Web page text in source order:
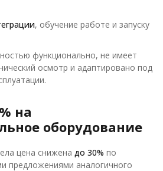
, обучение работе и запуску
функционально, не имеет
осмотр и адаптировано под
на
оборудование
цена снижена до 30% по
предложениями аналогичного